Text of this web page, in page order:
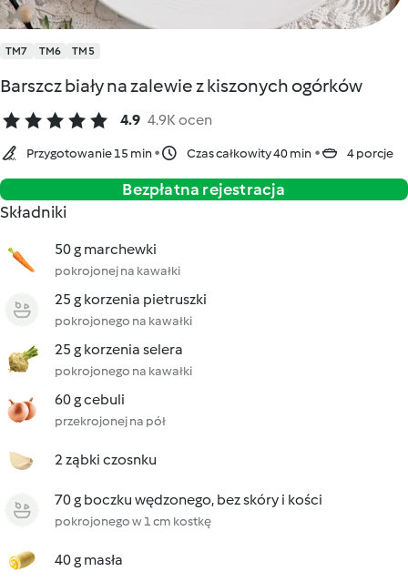
TM7 TM6 TM5
Barszcz biały na zalewie z kiszonych ogórków
4.9 4.9K ocen
Przygotowanie 15 min Czas całkowity 40 min 4 porcje
Bezpłatna rejestracja
Składniki
50 g marchewki
pokrojonej na kawałki
25 g korzenia pietruszki
pokrojonego na kawałki
25 g korzenia selera
pokrojonego na kawałki
60 g cebuli
przekrojonej na pół
2 ząbki czosnku
70 g boczku wędzonego, bez skóry i kości
pokrojonego w 1 cm kostkę
40 g masła